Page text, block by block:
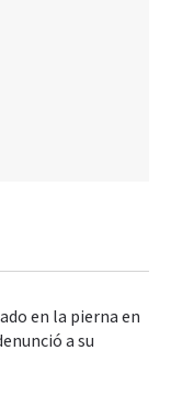
en la pierna en
a su